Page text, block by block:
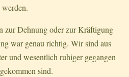
werden.
zur Dehnung oder zur Kräftigung
war genau richtig. Wir sind aus
und wesentlich ruhiger gegangen
sind.